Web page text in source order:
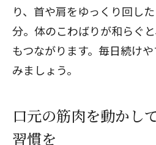
り、首や肩をゆっくり回し
分。体のこわばりが和らぐ
もつながります。毎日続け
みましょう。
口元の筋肉を動かし
習慣を